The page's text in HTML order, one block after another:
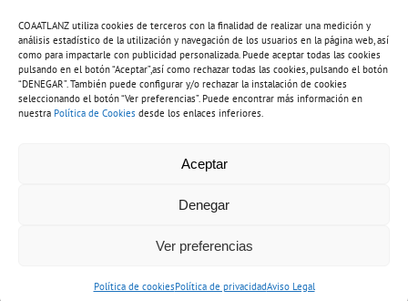
COAATLANZ utiliza cookies de terceros con la finalidad de realizar una medición y
análisis estadístico de la utilización y navegación de los usuarios en la página web, así
como para impactarle con publicidad personalizada. Puede aceptar todas las cookies
pulsando en el botón “Aceptar”,así como rechazar todas las cookies, pulsando el botón
“DENEGAR”. También puede configurar y/o rechazar la instalación de cookies
seleccionando el botón “Ver preferencias”. Puede encontrar más información en
nuestra Política de Cookies desde los enlaces inferiores.
Aceptar
Denegar
Ver preferencias
Política de cookiesPolítica de privacidadAviso Legal
info@coaatlanz.org
tratamiento de datos-Política de accesibilidad
Diseño web porSolucionet.com&